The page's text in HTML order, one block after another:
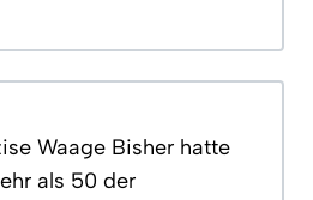
Waage Bisher hatte
als 50 der